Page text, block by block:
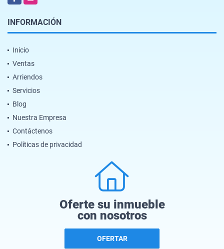
INFORMACIÓN
Inicio
Ventas
Arriendos
Servicios
Blog
Nuestra Empresa
Contáctenos
Políticas de privacidad
Oferte su inmueble
con nosotros
OFERTAR